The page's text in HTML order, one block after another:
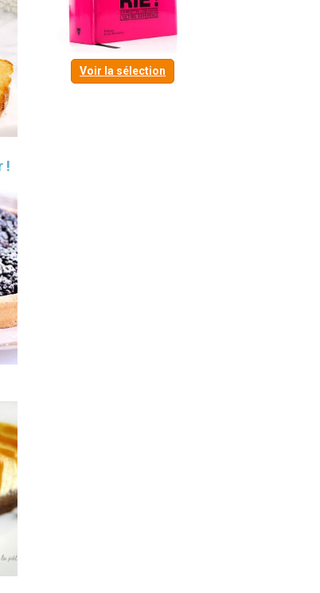
!
Voir la sélection